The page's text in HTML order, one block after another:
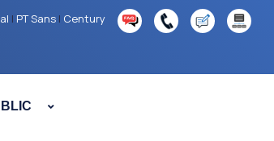
| PT Sans | Century